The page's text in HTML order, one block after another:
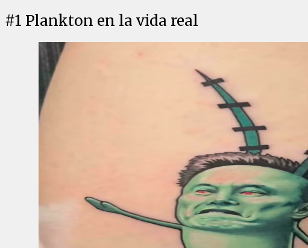
#1 Plankton en la vida real